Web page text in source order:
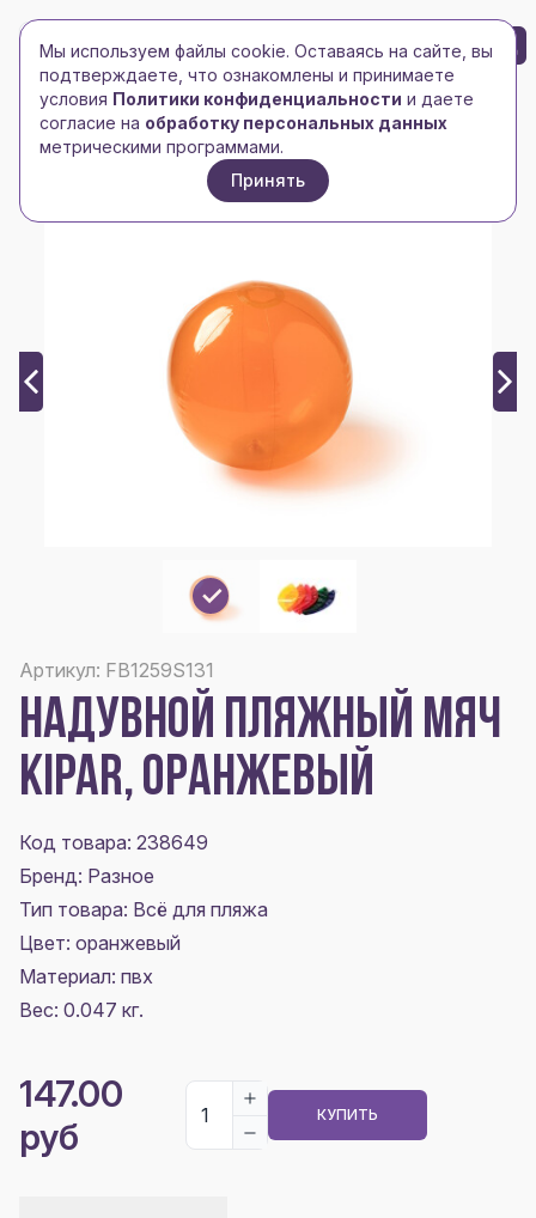
Toggle navigation
Toggle navigation
БРЕНД-ЛОГО 0
Главная/Спорт, отдых, туризм/Всё для пляжа/
Надувной пляжный мяч Kipar, оранжевый
Артикул: FB1259S131
НАДУВНОЙ ПЛЯЖНЫЙ МЯЧ
KIPAR, ОРАНЖЕВЫЙ
Код товара: 238649
Бренд: Разное
Тип товара: Всё для пляжа
Цвет: оранжевый
Материал: пвх
Вес: 0.047 кг.
147.00
руб
КУПИТЬ
Мы используем файлы cookie. Оставаясь на сайте, вы
подтверждаете, что ознакомлены и принимаете
условия Политики конфиденциальности и даете
согласие на обработку персональных данных
метрическими программами.
Принять